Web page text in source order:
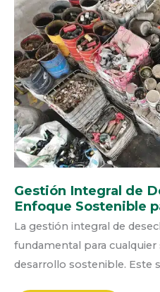
Gestión Integral de
Enfoque Sostenible
La gestión integral de
fundamental para cualquier
desarrollo sostenible. Este
DESECHOS
SÓLIDOS:
UN
ENFOQUE
SOSTENIBLE
PARA
EL
FUTURO